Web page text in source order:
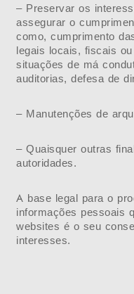
– Preservar os
assegurar o
como, cumprimento
legais locais, fiscais
situações de má
auditorias, defesa de
– Manutenções de
– Quaisquer outras
autoridades.
A base legal para o
informações pessoais
websites é o seu
interesses.